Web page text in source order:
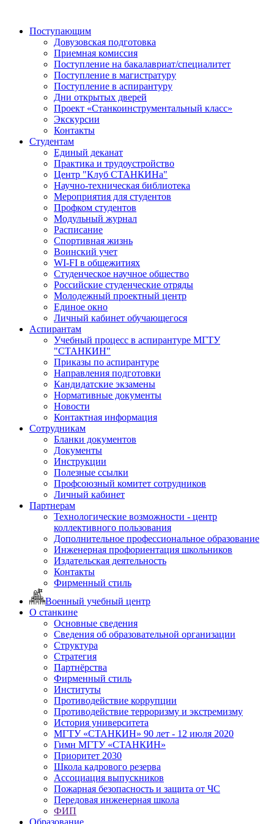
Поступающим
Довузовская подготовка
Приемная комиссия
Поступление на бакалавриат/специалитет
Поступление в магистратуру
Поступление в аспирантуру
Дни открытых дверей
Проект «Станкоинструментальный класс»
Экскурсии
Контакты
Студентам
Единый деканат
Практика и трудоустройство
Центр "Клуб СТАНКИНа"
Научно-техническая библиотека
Мероприятия для студентов
Профком студентов
Модульный журнал
Расписание
Спортивная жизнь
Воинский учет
WI-FI в общежитиях
Студенческое научное общество
Российские студенческие отряды
Молодежный проектный центр
Единое окно
Личный кабинет обучающегося
Аспирантам
Учебный процесс в аспирантуре МГТУ
"СТАНКИН"
Приказы по аспирантуре
Направления подготовки
Кандидатские экзамены
Нормативные документы
Новости
Контактная информация
Сотрудникам
Бланки документов
Документы
Инструкции
Полезные ссылки
Профсоюзный комитет сотрудников
Личный кабинет
Партнерам
Технологические возможности - центр
коллективного пользования
Дополнительное профессиональное образование
Инженерная профориентация школьников
Издательская деятельность
Контакты
Фирменный стиль
Военный учебный центр
О станкине
Основные сведения
Сведения об образовательной организации
Структура
Стратегия
Партнёрства
Фирменный стиль
Институты
Противодействие коррупции
Противодействие терроризму и экстремизму
История университета
МГТУ «СТАНКИН» 90 лет - 12 июля 2020
Гимн МГТУ «СТАНКИН»
Приоритет 2030
Школа кадрового резерва
Ассоциация выпускников
Пожарная безопасность и защита от ЧС
Передовая инженерная школа
ФИП
Образование